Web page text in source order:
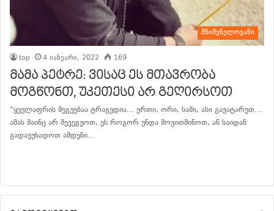
მნიშვნელოვანი
top 4 იანვარი, 2022 169
მამა პეტრე: ვისაც ეს მთავრობა
მოგწონთ, უკეთესი არ გეღირსოთ
“ყველაფრის შეგუებაა ტრაგედია… ერთი, ორი, სამი, ასი გავატარეთ…
ამას მაინც არ შევეგუოთ, ეს როგორ უნდა მოვითმინოთ, ან საიდან
გადავუხადოთ ამდენი…